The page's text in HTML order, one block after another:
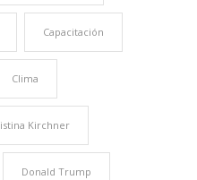
Capacitación
Clima
Kirchner
Donald Trump